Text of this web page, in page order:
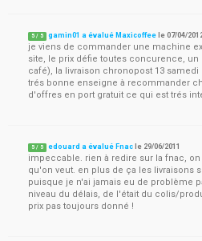
5 / 5 gamin01 a évalué Maxicoffee le07/04/
je viens de commander une machine
site, le prix défie toutes concurence, un
café), la livraison chronopost 13 samedi
trés bonne enseigne à recommander
d'offres en port gratuit ce qui est trés
5 / 5 edouard a évalué Fnac le 29/06/2011
impeccable. rien à redire sur la fnac, on
qu'on veut. en plus de ça les livraisons
puisque je n'ai jamais eu de problème
niveau du délais, de l'était du colis/
prix pas toujours donné !